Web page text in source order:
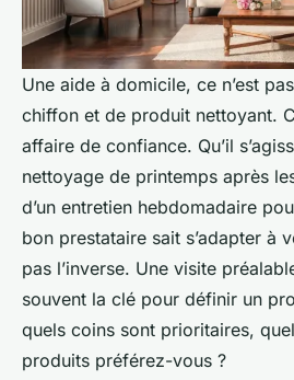
Une aide à domicile, ce n’est
chiffon et de produit nettoyant.
affaire de confiance. Qu’il
nettoyage de printemps après
d’un entretien hebdomadaire
bon prestataire sait s’adapter à
pas l’inverse. Une visite
souvent la clé pour définir un
quels coins sont prioritaires,
produits préférez-vous ?